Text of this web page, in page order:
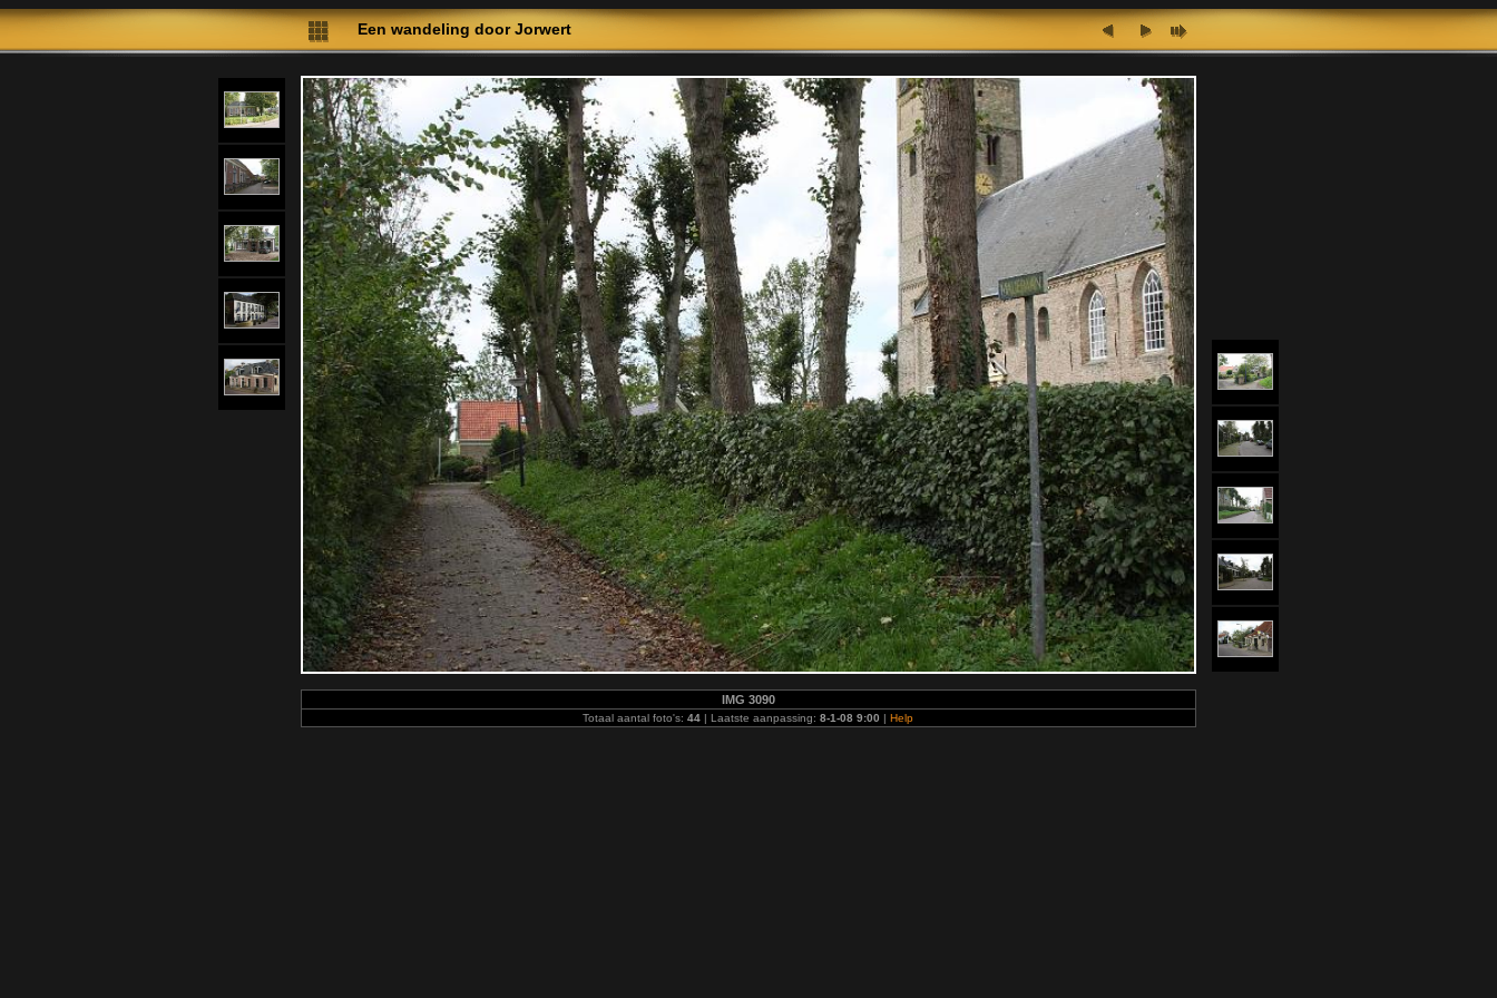
Een wandeling door Jorwert
IMG 3090
Totaal aantal foto's:44 | Laatste aanpassing:8-1-08 9:00 |Help